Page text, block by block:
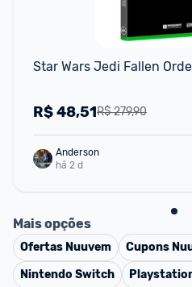
Star Wars Jedi Fallen
R$ 279,90
R$48,51
Anderson
há 2 d
Mais opções
Ofertas Nuuvem Cupons
Nintendo Switch